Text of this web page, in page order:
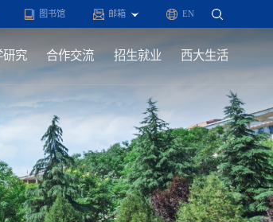
图书馆 邮箱 EN
研究 合作交流 招生就业 西大生活